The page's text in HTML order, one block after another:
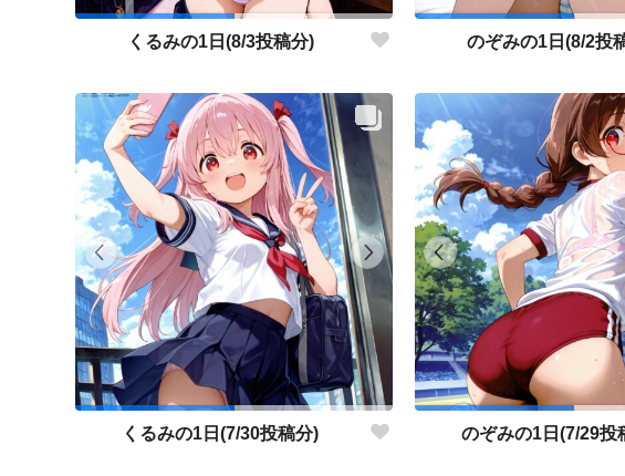
くるみの1日(8/3投稿分) のぞみの1日(8/2投
くるみの1日(7/30投稿分) のぞみの1日(7/29投